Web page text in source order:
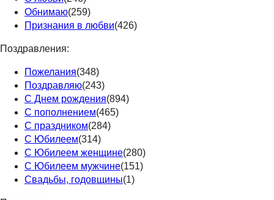
Обнимаю(259)
Признания в любви(426)
Поздравления:
Пожелания(348)
Поздравляю(243)
С Днем рождения(894)
С пополнением(465)
С праздником(284)
С Юбилеем(314)
С Юбилеем женщине(280)
С Юбилеем мужчине(151)
Свадьбы, годовщины(1)